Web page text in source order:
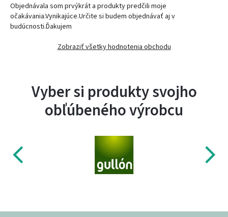
Objednávala som prvýkrát a produkty predčili moje
očakávania.Vynikajúce.Určite si budem objednávať aj v
budúcnosti.Ďakujem
Zobraziť všetky hodnotenia obchodu
Vyber si produkty svojho
obľúbeného výrobcu